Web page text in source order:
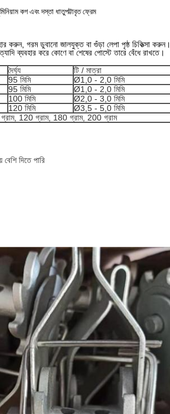
কগ এবং দস্তা ধাতুপট্টাবৃত ফ্রেম
করুন, গরম ডুবানো জালযুক্ত বা গুঁড়া লেপা পৃষ্ঠ চিকিত্সা করুন।
ব্যবহার করে কোণে বা শেষের পোস্টে তারে বেঁধে রাখতে।
দৈর্ঘ্য
টি / মাত্রা
95 মিমি
Ø1,0 - 2,0 মিমি
95 মিমি
Ø1,0 - 2,0 মিমি
100 মিমি
Ø2,0 - 3,0 মিমি
120 মিমি
Ø3,5 - 5,0 মিমি
120 গ্রাম, 180 গ্রাম, 200 গ্রাম
দিতে পারি